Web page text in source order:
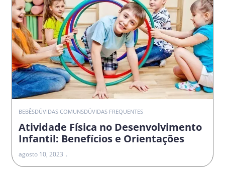
BEBÊSDÚVIDAS COMUNSDÚVIDAS FREQUENTES
Atividade Física no Desenvolvimento
Infantil: Benefícios e Orientações
agosto 10, 2023